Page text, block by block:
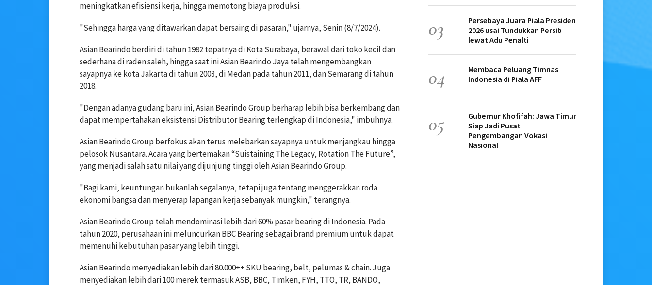
meningkatkan efisiensi kerja, hingga memotong biaya produksi.
"Sehingga harga yang ditawarkan dapat bersaing di pasaran," ujarnya, Senin (8/7/2024).
Asian Bearindo berdiri di tahun 1982 tepatnya di Kota Surabaya, berawal dari toko kecil dan
sederhana di raden saleh, hingga saat ini Asian Bearindo Jaya telah mengembangkan
sayapnya ke kota Jakarta di tahun 2003, di Medan pada tahun 2011, dan Semarang di tahun
2018.
"Dengan adanya gudang baru ini, Asian Bearindo Group berharap lebih bisa berkembang dan
dapat mempertahakan eksistensi Distributor Bearing terlengkap di Indonesia," imbuhnya.
Asian Bearindo Group berfokus akan terus melebarkan sayapnya untuk menjangkau hingga
pelosok Nusantara. Acara yang bertemakan “Suistaining The Legacy, Rotation The Future”,
yang menjadi salah satu nilai yang dijunjung tinggi oleh Asian Bearindo Group.
"Bagi kami, keuntungan bukanlah segalanya, tetapi juga tentang menggerakkan roda
ekonomi bangsa dan menyerap lapangan kerja sebanyak mungkin," terangnya.
Asian Bearindo Group telah mendominasi lebih dari 60% pasar bearing di Indonesia. Pada
tahun 2020, perusahaan ini meluncurkan BBC Bearing sebagai brand premium untuk dapat
memenuhi kebutuhan pasar yang lebih tinggi.
Asian Bearindo menyediakan lebih dari 80.000++ SKU bearing, belt, pelumas & chain. Juga
menyediakan lebih dari 100 merek termasuk ASB, BBC, Timken, FYH, TTO, TR, BANDO,
03
Persebaya Juara Piala Presiden
2026 usai Tundukkan Persib
lewat Adu Penalti
04
Membaca Peluang Timnas
Indonesia di Piala AFF
05
Gubernur Khofifah: Jawa Timur
Siap Jadi Pusat
Pengembangan Vokasi
Nasional